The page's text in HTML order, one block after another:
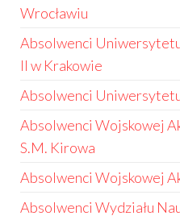
Wrocławiu
Absolwenci
II w Krakowie
Absolwenci
Absolwenci Wojskowej
S.M. Kirowa
Absolwenci Wojskowej
Absolwenci Wydziału